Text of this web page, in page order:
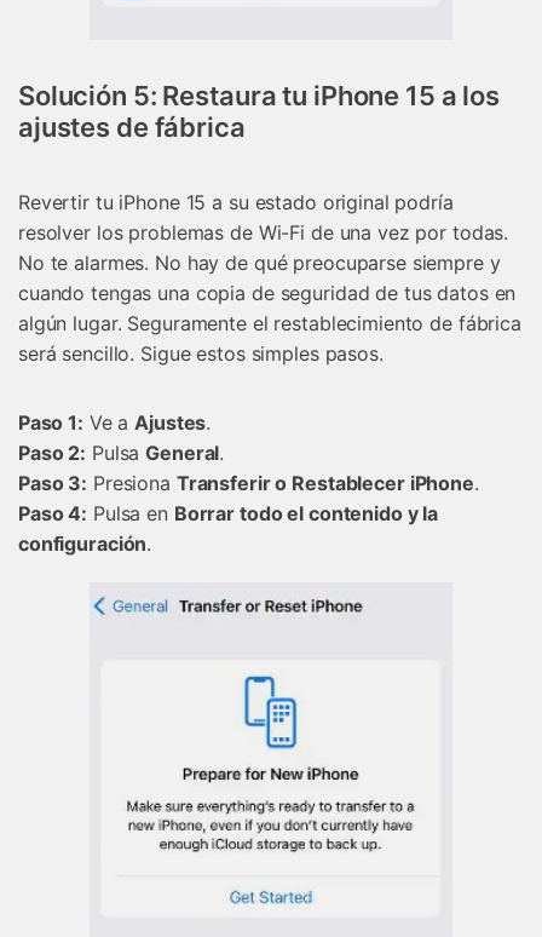
Solución 5: Restaura tu iPhone 15 a los
ajustes de fábrica
Revertir tu iPhone 15 a su estado original podría
resolver los problemas de Wi-Fi de una vez por todas.
No te alarmes. No hay de qué preocuparse siempre y
cuando tengas una copia de seguridad de tus datos en
algún lugar. Seguramente el restablecimiento de fábrica
será sencillo. Sigue estos simples pasos.
󠀰Paso 1: Ve a Ajustes. 󠀲󠀡󠀡󠀦󠀤󠀤󠀠󠀧󠀥
Paso 2: Pulsa General. 󠀲󠀡󠀡󠀦󠀤󠀤󠀠󠀧󠀦󠀳 󠀰
Paso 3: Presiona Transferir o Restablecer iPhone. 󠀲󠀡󠀡󠀦󠀤󠀤󠀠󠀧󠀧
Paso 4: Pulsa en Borrar todo el contenido y la
configuración.